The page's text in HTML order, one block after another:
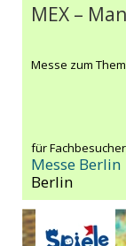
MEX –
Messe zum
für
Messe Berlin
Berlin